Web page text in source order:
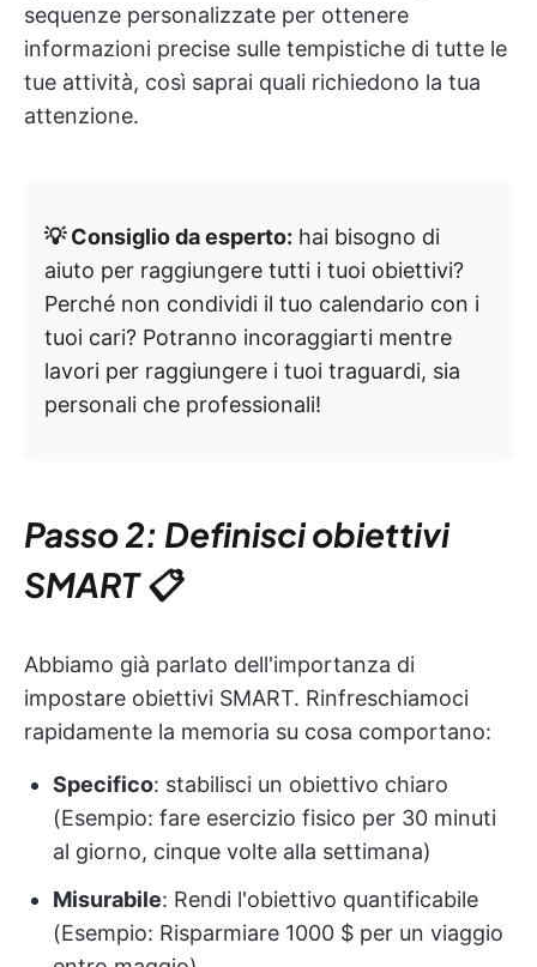
sequenze personalizzate per ottenere
informazioni precise sulle tempistiche di tutte le
tue attività, così saprai quali richiedono la tua
attenzione.
💡 Consiglio da esperto: hai bisogno di
aiuto per raggiungere tutti i tuoi obiettivi?
Perché non condividi il tuo calendario con i
tuoi cari? Potranno incoraggiarti mentre
lavori per raggiungere i tuoi traguardi, sia
personali che professionali!
Passo 2: Definisci obiettivi
SMART 📋
Abbiamo già parlato dell'importanza di
impostare obiettivi SMART. Rinfreschiamoci
rapidamente la memoria su cosa comportano:
Specifico: stabilisci un obiettivo chiaro
(Esempio: fare esercizio fisico per 30 minuti
al giorno, cinque volte alla settimana)
Misurabile: Rendi l'obiettivo quantificabile
(Esempio: Risparmiare 1000 $ per un viaggio